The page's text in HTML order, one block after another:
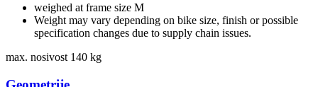
weighed at frame size M
Weight may vary depending on bike size, finish or possible
specification changes due to supply chain issues.
max. nosivost 140 kg